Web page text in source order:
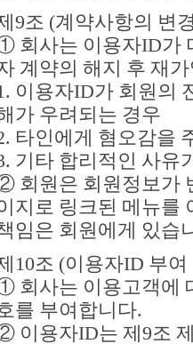
9조 (계약사항의 변
회사는 이용자ID가
계약의 해지 후 재
이용자ID가 회원의
가 우려되는 경우
타인에게 혐오감을
기타 합리적인 사유
회원은 회원정보가
지로 링크된 메뉴를
임은 회원에게 있습
10조 (이용자ID 부여
회사는 이용고객에
를 부여합니다.
이용자ID는 제9조